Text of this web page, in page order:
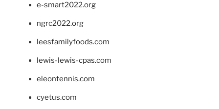
e-smart2022.org
ngrc2022.org
leesfamilyfoods.com
lewis-lewis-cpas.com
eleontennis.com
cyetus.com